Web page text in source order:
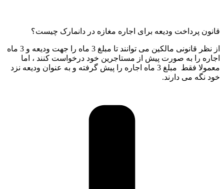
قانون پرداخت ودیعه برای اجاره مغازه در دانمارک چیست؟
از نظر قانونی مالکین می توانند تا مبلغ 3 ماه را جهت ودیعه و 3 ماه
اجاره را به صورت پیش از مستاجرین خود درخواست کنند ، اما
معمولا فقط مبلغ 3 ماه اجاره را پیش گرفته و به عنوان ودیعه نزد
خود نگه می دارند.